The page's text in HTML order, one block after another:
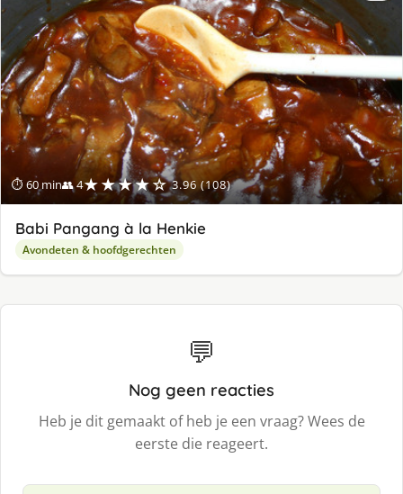
⏱ 60 min👥 4★★★★☆ 3.96 (108)
Babi Pangang à la Henkie
Avondeten & hoofdgerechten
💬
Nog geen reacties
Heb je dit gemaakt of heb je een vraag? Wees de
eerste die reageert.